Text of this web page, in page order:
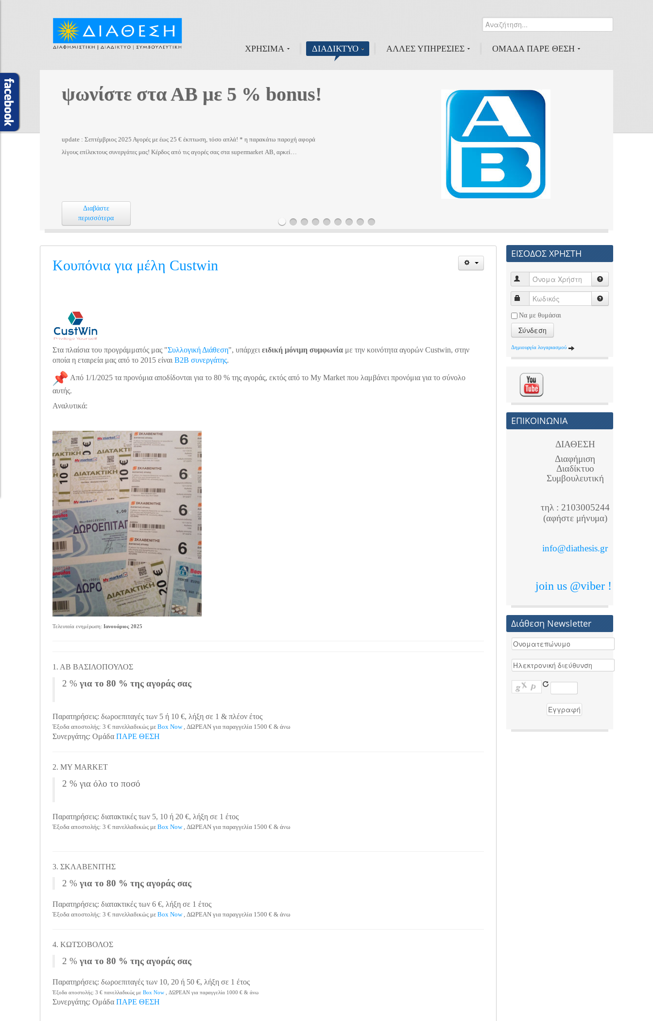
ΧΡΗΣΙΜΑ ΔΙΑΔΙΚΤΥΟ ΑΛΛΕΣ ΥΠΗΡΕΣΙΕΣ ΟΜΑΔΑ ΠΑΡΕ ΘΕΣΗ
ψωνίστε στα ΑΒ με 5 % bonus!
update : Σεπτέμβριος 2025 Αγορές με έως 25 € έκπτωση, τόσο απλά! * η παρακάτω παροχή αφορά
λίγους επίλεκτους συνεργάτες μας! Κέρδος από τις αγορές σας στα supermarket ΑΒ, αρκεί…
Διαβάστε
περισσότερα
Κουπόνια για μέλη Custwin
Στα πλαίσια του προγράμματός μας "Συλλογική Διάθεση", υπάρχει ειδική μόνιμη συμφωνία με την κοινότητα αγορών Custwin, στην
οποία η εταιρεία μας από το 2015 είναι B2B συνεργάτης.
Από 1/1/2025 τα προνόμια αποδίδονται για το 80 % της αγοράς, εκτός από το My Market που λαμβάνει προνόμια για το σύνολο
αυτής.
Αναλυτικά:
Τελευταία ενημέρωση: Ιανουάριος 2025
1. ΑΒ ΒΑΣΙΛΟΠΟΥΛΟΣ
2 % για το 80 % της αγοράς σας
Παρατηρήσεις: δωροεπιταγές των 5 ή 10 €, λήξη σε 1 & πλέον έτος
Έξοδα αποστολής: 3 € πανελλαδικώς με Box Now, ΔΩΡΕΑΝ για παραγγελία 1500 € & άνω
Συνεργάτης: Ομάδα ΠΑΡΕ ΘΕΣΗ
2. MY MARKET
2 % για όλο το ποσό
Παρατηρήσεις: διατακτικές των 5, 10 ή 20 €, λήξη σε 1 έτος
Έξοδα αποστολής: 3 € πανελλαδικώς με Box Now, ΔΩΡΕΑΝ για παραγγελία 1500 € & άνω
3. ΣΚΛΑΒΕΝΙΤΗΣ
2 % για το 80 % της αγοράς σας
Παρατηρήσεις: διατακτικές των 6 €, λήξη σε 1 έτος
Έξοδα αποστολής: 3 € πανελλαδικώς με Box Now, ΔΩΡΕΑΝ για παραγγελία 1500 € & άνω
4. ΚΩΤΣΟΒΟΛΟΣ
2 % για το 80 % της αγοράς σας
Παρατηρήσεις: δωροεπιταγές των 10, 20 ή 50 €, λήξη σε 1 έτος
Έξοδα αποστολής: 3 € πανελλαδικώς με Box Now , ΔΩΡΕΑΝ για παραγγελία 1000 € & άνω
Συνεργάτης: Ομάδα ΠΑΡΕ ΘΕΣΗ
ΕΙΣΟΔΟΣ ΧΡΗΣΤΗ
Να με θυμάσαι
Σύνδεση
Δημιουργία λογαριασμού
ΕΠΙΚΟΙΝΩΝΙΑ
ΔΙΑΘΕΣΗ
Διαφήμιση
Διαδίκτυο
Συμβουλευτική
τηλ : 2103005244
(αφήστε μήνυμα)
info@diathesis.gr
join us @viber !
Διάθεση Newsletter